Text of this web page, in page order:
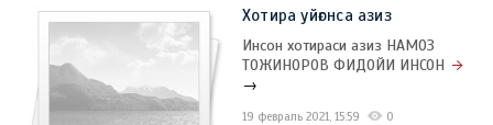
Хотира уйғонса азиз
Инсон хотираси азиз НАМОЗ
ТОЖИНОРОВ ФИДОЙИ ИНСОН
→
19 февраль 2021, 15:59 0